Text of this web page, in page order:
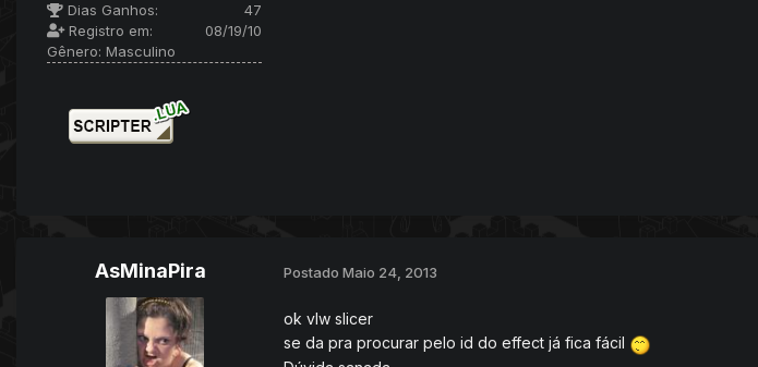
Dias Ganhos:
47
Registro em:
08/19/10
Gênero: Masculino
AsMinaPira Postado Maio 24, 2013
ok vlw slicer
se da pra procurar pelo id do effect já fica fácil